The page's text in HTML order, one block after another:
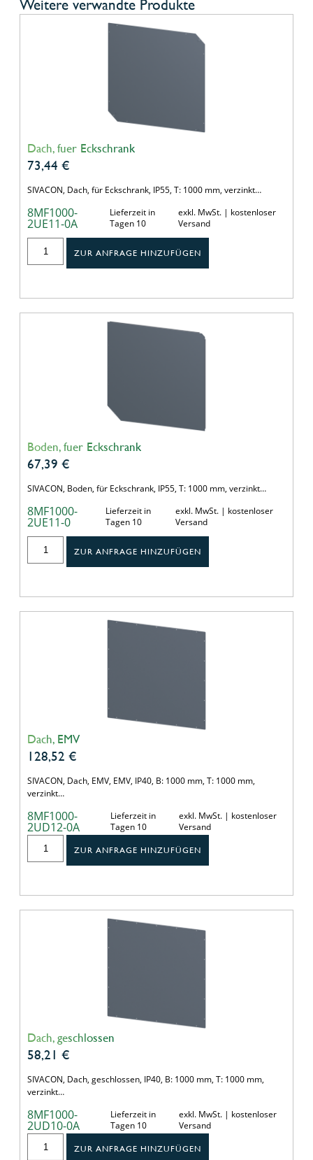
Weitere verwandte Produkte
Dach, fuer Eckschrank
73,44 €
SIVACON, Dach, für Eckschrank, IP55, T: 1000 mm, verzinkt…
8MF1000-
2UE11-0A
Lieferzeit in
Tagen 10
exkl. MwSt. | kostenloser
Versand
ZUR ANFRAGE HINZUFÜGEN
Boden, fuer Eckschrank
67,39 €
SIVACON, Boden, für Eckschrank, IP55, T: 1000 mm, verzinkt…
8MF1000-
2UE11-0
Lieferzeit in
Tagen 10
exkl. MwSt. | kostenloser
Versand
ZUR ANFRAGE HINZUFÜGEN
Dach, EMV
128,52 €
SIVACON, Dach, EMV, EMV, IP40, B: 1000 mm, T: 1000 mm,
verzinkt…
8MF1000-
2UD12-0A
Lieferzeit in
Tagen 10
exkl. MwSt. | kostenloser
Versand
ZUR ANFRAGE HINZUFÜGEN
Dach, geschlossen
58,21 €
SIVACON, Dach, geschlossen, IP40, B: 1000 mm, T: 1000 mm,
verzinkt…
8MF1000-
2UD10-0A
Lieferzeit in
Tagen 10
exkl. MwSt. | kostenloser
Versand
ZUR ANFRAGE HINZUFÜGEN